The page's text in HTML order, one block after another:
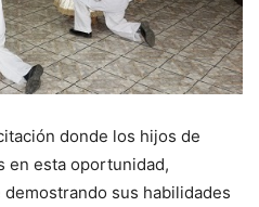
donde los hijos de
en esta oportunidad,
sus habilidades